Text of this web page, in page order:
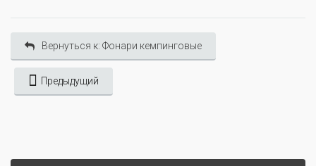
Вернуться к: Фонари кемпинговые
Предыдущий